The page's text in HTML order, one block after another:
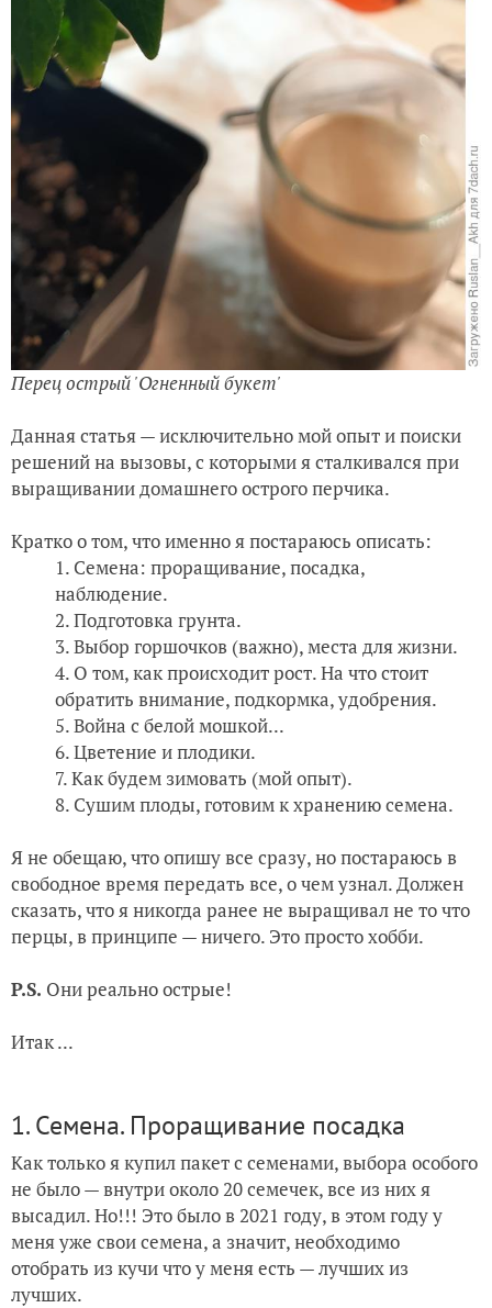
Перец острый 'Огненный букет'
Данная статья — исключительно мой опыт и поиски
решений на вызовы, с которыми я сталкивался при
выращивании домашнего острого перчика.
Кратко о том, что именно я постараюсь описать:
Семена: проращивание, посадка,
наблюдение.
Подготовка грунта.
Выбор горшочков (важно), места для жизни.
О том, как происходит рост. На что стоит
обратить внимание, подкормка, удобрения.
Война с белой мошкой...
Цветение и плодики.
Как будем зимовать (мой опыт).
Сушим плоды, готовим к хранению семена.
Я не обещаю, что опишу все сразу, но постараюсь в
свободное время передать все, о чем узнал. Должен
сказать, что я никогда ранее не выращивал не то что
перцы, в принципе — ничего. Это просто хобби.
P.S. Они реально острые!
Итак ...
1. Семена. Проращивание посадка
Как только я купил пакет с семенами, выбора особого
не было — внутри около 20 семечек, все из них я
высадил. Но!!! Это было в 2021 году, в этом году у
меня уже свои семена, а значит, необходимо
отобрать из кучи что у меня есть — лучших из
лучших.